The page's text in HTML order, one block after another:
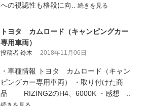
への視認性も格段に向.. 続きを見る
トヨタ カムロード（キャンピングカー
専用車両）
投稿者 鈴木 2018年11月06日
・車種情報 トヨタ カムロード（キャン
ピングカー専用車両） ・取り付けた商
品 RIZING2のH4、6000K ・感想 ..